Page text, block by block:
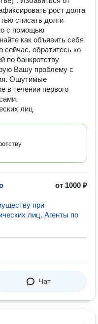
рост долга
списать долги
с помощью
как объявить себя
сейчас, обратитесь ко
по банкротству
Вашу проблему с
Ощутимые
в течении первого
лиц
от 1000 ₽
при
лиц. Агенты по
Чат